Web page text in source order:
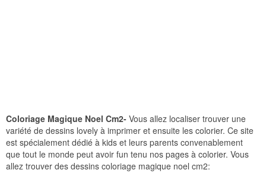
Coloriage Magique Noel Cm2- Vous allez localiser trouver une
variété de dessins lovely à imprimer et ensuite les colorier. Ce site
est spécialement dédié à kids et leurs parents convenablement
que tout le monde peut avoir fun tenu nos pages à colorier. Vous
allez trouver des dessins coloriage magique noel cm2: